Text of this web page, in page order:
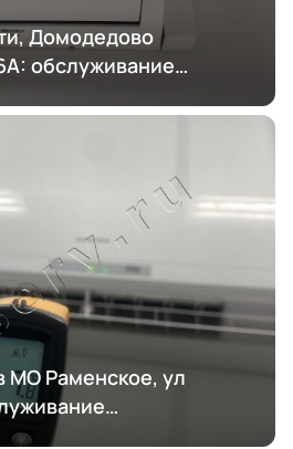
Домодедово
обслуживание
МО Раменское, ул